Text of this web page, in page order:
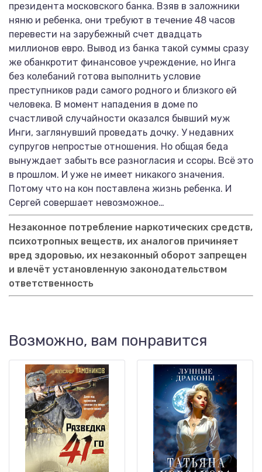
президента московского банка. Взяв в заложники
няню и ребенка, они требуют в течение 48 часов
перевести на зарубежный счет двадцать
миллионов евро. Вывод из банка такой суммы сразу
же обанкротит финансовое учреждение, но Инга
без колебаний готова выполнить условие
преступников ради самого родного и близкого ей
человека. В момент нападения в доме по
счастливой случайности оказался бывший муж
Инги, заглянувший проведать дочку. У недавних
супругов непростые отношения. Но общая беда
вынуждает забыть все разногласия и ссоры. Всё это
в прошлом. И уже не имеет никакого значения.
Потому что на кон поставлена жизнь ребенка. И
Сергей совершает невозможное…
Незаконное потребление наркотических средств,
психотропных веществ, их аналогов причиняет
вред здоровью, их незаконный оборот запрещен
и влечёт установленную законодательством
ответственность
Возможно, вам понравится